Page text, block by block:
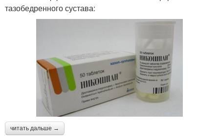
тазобедренного сустава:
читать дальше →